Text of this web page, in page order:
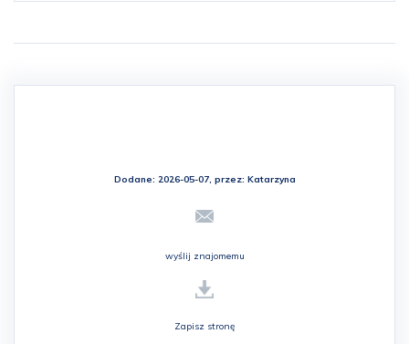
Dodane: 2026-05-07, przez: Katarzyna
wyślij znajomemu
Zapisz stronę